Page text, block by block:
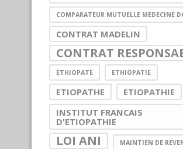
COMPARATEUR MUTUELLE MEDECINE
CONTRAT MADELIN
CONTRAT
ETHIOPATE ETHIOPATIE
ETIOPATHE ETIOPATHIE
INSTITUT FRANCAIS
D'ETIOPATHIE
LOI ANI MAINTIEN DE